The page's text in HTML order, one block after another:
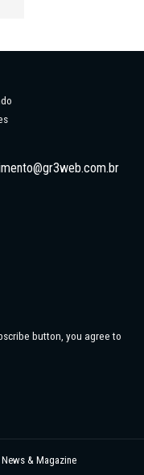
button, you agree to
& Magazine